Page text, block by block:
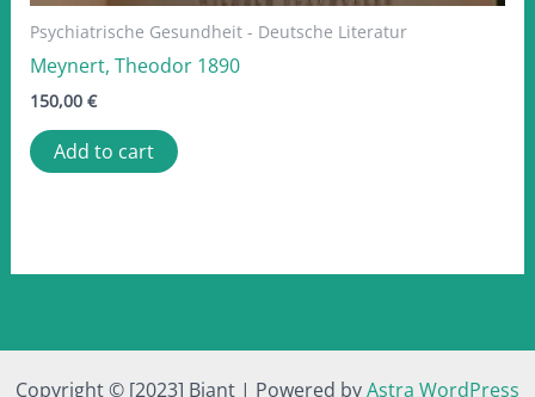
Psychiatrische Gesundheit - Deutsche Literatur
Meynert, Theodor 1890
150,00 €
Add to cart
Copyright © [2023] Biant | Powered byAstra WordPress